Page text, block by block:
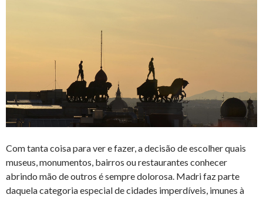
Com tanta coisa para ver e fazer, a decisão de escolher quais
museus, monumentos, bairros ou restaurantes conhecer
abrindo mão de outros é sempre dolorosa. Madri faz parte
daquela categoria especial de cidades imperdíveis, imunes à